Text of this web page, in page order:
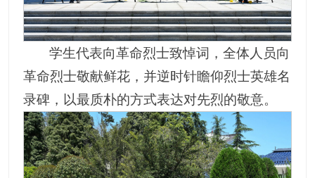
学生代表向革命烈士致悼词，全体人员向
革命烈士敬献鲜花，并逆时针瞻仰烈士英雄名
录碑，以最质朴的方式表达对先烈的敬意。